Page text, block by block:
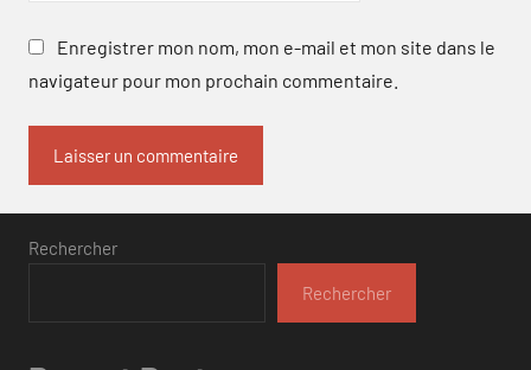
Enregistrer mon nom, mon e-mail et mon site dans le
navigateur pour mon prochain commentaire.
Rechercher
Rechercher